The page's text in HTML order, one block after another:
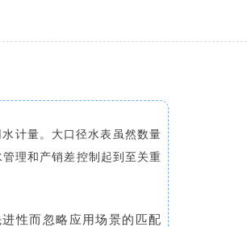
计量。大口径水表虽然数量
理和产销差控制起到至关重
性而忽略应用场景的匹配